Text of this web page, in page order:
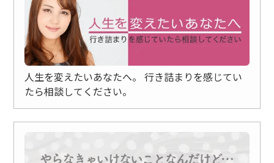
人生を変えたいあなたへ。 行き詰まりを感じてい
たら相談してください。